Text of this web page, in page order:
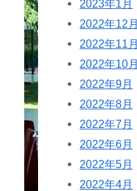
2023年1月
2022年12月
2022年11月
2022年10月
2022年9月
2022年8月
2022年7月
2022年6月
2022年5月
2022年4月